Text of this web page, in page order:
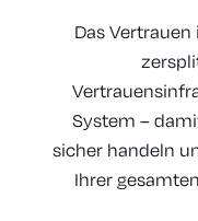
Das
System –
sicher handeln
Ihrer